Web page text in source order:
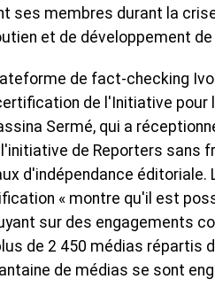
ses membres durant la
et de développement de
de fact-checking
de l'Initiative pour
Sermé, qui a
de Reporters sans
d'indépendance éditoriale.
« montre qu'il est
sur des engagements
de 2 450 médias répartis
de médias se sont